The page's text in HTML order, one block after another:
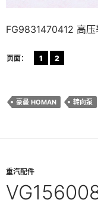
FG9831470412 高
页面： 1 2
豪曼 HOMAN 转向泵
重汽配件